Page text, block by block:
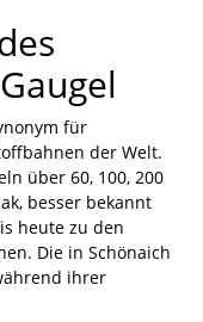
für
der Welt.
über 60, 100, 200
besser bekannt
heute zu den
Die in Schönaich
ihrer